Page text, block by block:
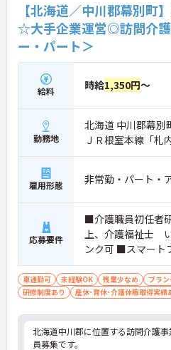
【北海道／中川郡幕別町
☆大手企業運営◎訪問介
ー・パート＞
給料 時給1,350円～
勤務地
北海道 中川郡幕別
ＪＲ根室本線「札
雇用形態 非常勤・パート・
応募要件
■介護職員初任者
上、介護福祉士
ンク可 ■スマート
使用するため） ■
※エリアにより
車通勤可 未経験OK 残業少なめ ブラ
研修制度あり
産休･育休･介護休暇取得実績
北海道中川郡に位置する訪問介護
員募集です。